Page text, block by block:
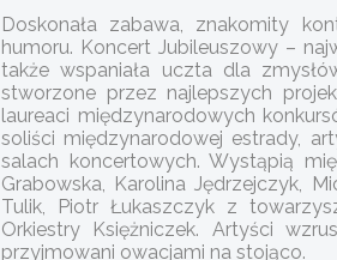
Doskonała zabawa, znakomity
humoru. Koncert Jubileuszowy –
także wspaniała uczta dla
stworzone przez najlepszych
laureaci międzynarodowych
soliści międzynarodowej estrady,
salach koncertowych. Wystąpią
Grabowska, Karolina Jędrzejczyk,
Tulik, Piotr Łukaszczyk z
Orkiestry Księżniczek. Artyści
przyjmowani owacjami na stojąco.